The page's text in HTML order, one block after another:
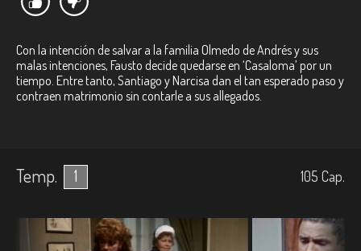
Con la intención de salvar a la familia Olmedo de Andrés y sus
malas intenciones, Fausto decide quedarse en ‘Casaloma’ por un
tiempo. Entre tanto, Santiago y Narcisa dan el tan esperado paso y
contraen matrimonio sin contarle a sus allegados.
Temp. 1 105 Cap.